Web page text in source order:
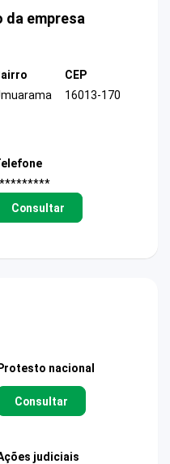
empresa
CEP
16013-170
Consultar
Protesto nacional
Consultar
judiciais